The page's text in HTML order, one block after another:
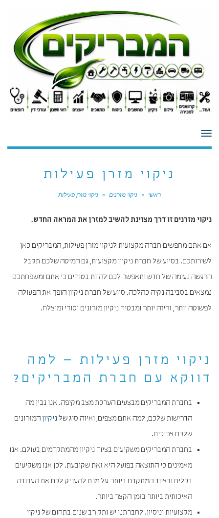
תפריט
ניקוי מזרן פעילות
ראשי » ניקוי מזרנים » ניקוי מזרן פעילות
ניקוי מזרנים זו דרך מצוינת להשיב למזרן את המראה החדש.
אם אתם מחפשים חברה מקצועית לניקוי מזרן פעילות, המבריקים כאן
לשירותכם. בסיוע של חברת ניקיון מקצועית, גם המיטה שלכם תקבל
הרגשה נעימה של חדש ותאפשר לכם להיות בטוחים כי אתם ומשפחתכם
נמצאים בסביבה נקיה כהלכה. סיוע של חברת ניקיון הופך את הפעולה
לפשוטה יותר, זריזה יותר ומבטיח ניקיון מזרונים יסודי ומוצלח.
ניקוי מזרן פעילות – למה
דווקא עם חברת המבריקים?
בחברת המבריקים מבצעים הערכת מצב מקיפה. אנו נבין מה
הדרישות שלכם, למה אתם מצפים, ואיזה סוג של ניקיון המזרונים
שלכם צריכים.
בחברת המבריקים משקיעים בציוד ניקיון מהמתקדמים בעולם. אנו
מאמינים כי התוצאה בפועל היא זאת שקובעת. לכן אנו משקיעים
בכלים ובציוד המתקדם ביותר על מנת להעניק לכם את העבודה
האיכותית ביותר בזמן הקצר ביותר.
מקצועיות וניסיון. לחברתנו יש ותק רב שנים בתחום של ניקוי